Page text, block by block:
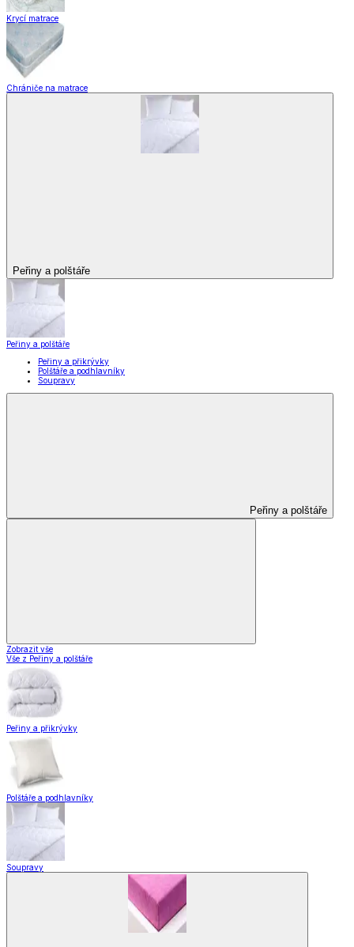
Krycí matrace
Chrániče na matrace
Peřiny a polštáře
Peřiny a polštáře
Peřiny a přikrývky
Polštáře a podhlavníky
Soupravy
Peřiny a polštáře
Zobrazit vše
Vše z Peřiny a polštáře
Peřiny a přikrývky
Polštáře a podhlavníky
Soupravy